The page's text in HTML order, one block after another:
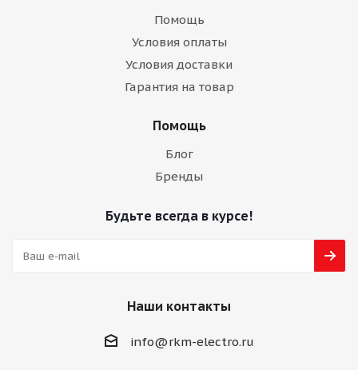
Помощь
Условия оплаты
Условия доставки
Гарантия на товар
Помощь
Блог
Бренды
Будьте всегда в курсе!
Наши контакты
info@rkm-electro.ru